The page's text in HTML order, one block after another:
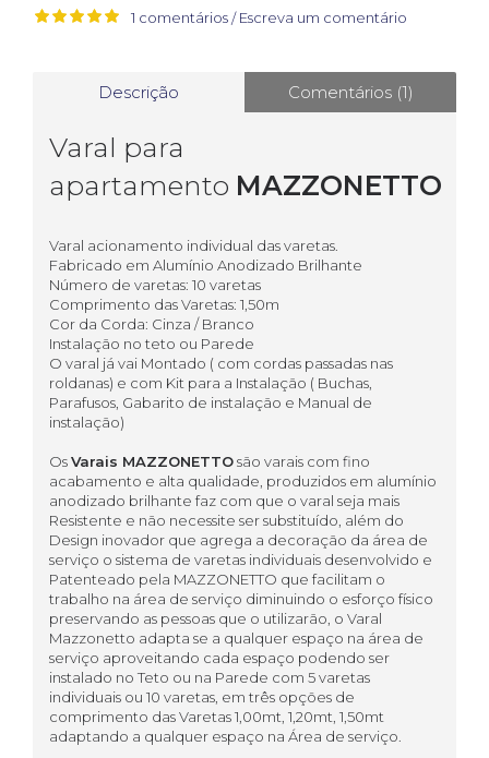
1 comentários/Escreva um comentário
Descrição Comentários (1)
Varal para
apartamento MAZZONETTO
Varal acionamento individual das varetas.
Fabricado em Alumínio Anodizado Brilhante
Número de varetas: 10 varetas
Comprimento das Varetas: 1,50m
Cor da Corda: Cinza / Branco
Instalação no teto ou Parede
O varal já vai Montado ( com cordas passadas nas
roldanas) e com Kit para a Instalação ( Buchas,
Parafusos, Gabarito de instalação e Manual de
instalação)
OsVarais MAZZONETTOsão varais com fino
acabamento e alta qualidade, produzidos em alumínio
anodizado brilhante faz com que o varal seja mais
Resistente e não necessite ser substituído, além do
Design inovador que agrega a decoração da área de
serviço o sistema de varetas individuais desenvolvido e
Patenteado pela MAZZONETTO que facilitam o
trabalho na área de serviço diminuindo o esforço físico
preservando as pessoas que o utilizarão, o Varal
Mazzonetto adapta se a qualquer espaço na área de
serviço aproveitando cada espaço podendo ser
instalado no Teto ou na Parede com 5 varetas
individuais ou 10 varetas, em três opções de
comprimento das Varetas 1,00mt, 1,20mt, 1,50mt
adaptando a qualquer espaço na Área de serviço.